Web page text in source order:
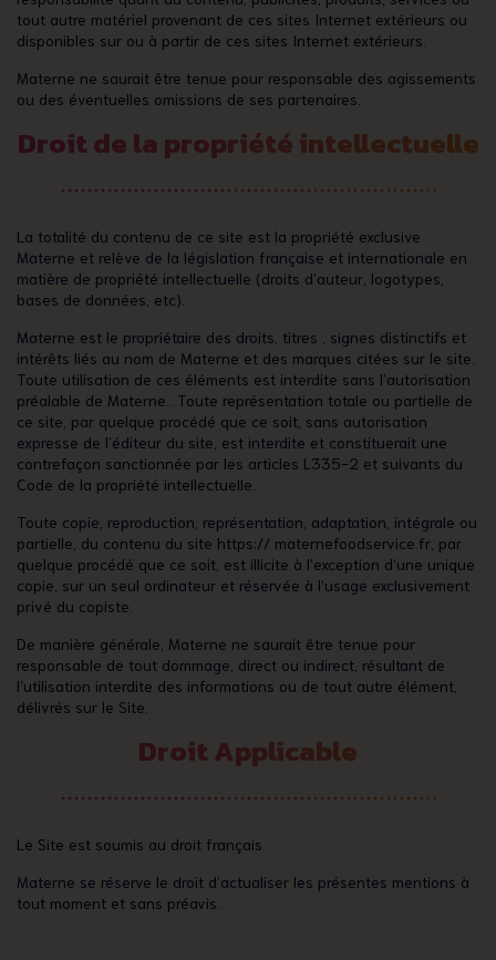
tout autre matériel provenant de ces sites Internet extérieurs ou
disponibles sur ou à partir de ces sites Internet extérieurs.
Materne ne saurait être tenue pour responsable des agissements
ou des éventuelles omissions de ses partenaires.
Droit de la propriété intellectuelle
La totalité du contenu de ce site est la propriété exclusive
Materne et relève de la législation française et internationale en
matière de propriété intellectuelle (droits d’auteur, logotypes,
bases de données, etc).
Materne est le propriétaire des droits, titres , signes distinctifs et
intérêts liés au nom de Materne et des marques citées sur le site.
Toute utilisation de ces éléments est interdite sans l’autorisation
préalable de Materne.. Toute représentation totale ou partielle de
ce site, par quelque procédé que ce soit, sans autorisation
expresse de l’éditeur du site, est interdite et constituerait une
contrefaçon sanctionnée par les articles L335-2 et suivants du
Code de la propriété intellectuelle.
Toute copie, reproduction, représentation, adaptation, intégrale ou
partielle, du contenu du site https:// maternefoodservice.fr, par
quelque procédé que ce soit, est illicite à l’exception d’une unique
copie, sur un seul ordinateur et réservée à l’usage exclusivement
privé du copiste.
De manière générale, Materne ne saurait être tenue pour
responsable de tout dommage, direct ou indirect, résultant de
l’utilisation interdite des informations ou de tout autre élément,
délivrés sur le Site.
Droit Applicable
Le Site est soumis au droit français.
Materne se réserve le droit d’actualiser les présentes mentions à
tout moment et sans préavis.